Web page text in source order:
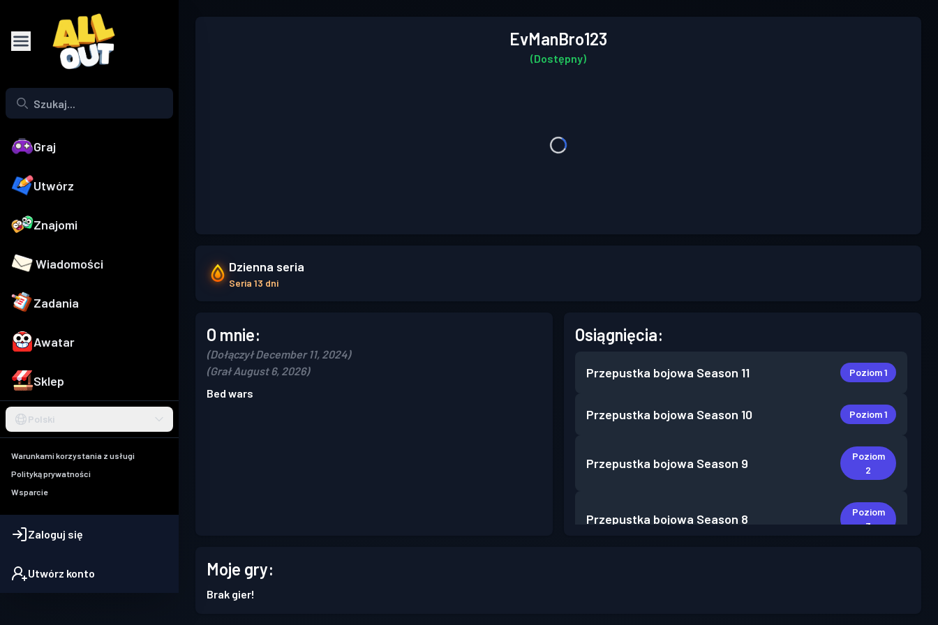
Graj
Utwórz
Znajomi
Wiadomości
Zadania
Awatar
Sklep
Polski
Warunkami korzystania z usługi
Polityką prywatności
Wsparcie
Zaloguj się
Utwórz konto
EvManBro123
(Dostępny)
Dzienna seria
Seria 13 dni
O mnie:
(Dołączył December 11, 2024)
(Grał August 6, 2026)
Bed wars
Osiągnięcia:
Przepustka bojowa Season 11 Poziom 1
Przepustka bojowa Season 10 Poziom 1
Przepustka bojowa Season 9
Poziom
2
Przepustka bojowa Season 8
Poziom
3
Moje gry:
Brak gier!